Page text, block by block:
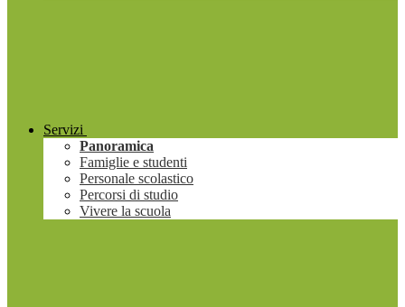
Servizi
Panoramica
Famiglie e studenti
Personale scolastico
Percorsi di studio
Vivere la scuola